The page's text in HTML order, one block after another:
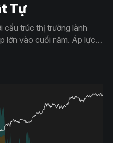
Tự
cấu trúc thị trường lành
lớn vào cuối năm. Áp lực
giành lại các mức cơ sở